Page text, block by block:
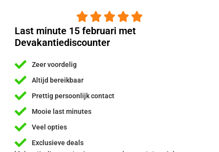
    
Last minute 15 februari met
Devakantiediscounter
Zeer voordelig
Altijd bereikbaar
Prettig persoonlijk contact
Mooie last minutes
Veel opties
Exclusieve deals